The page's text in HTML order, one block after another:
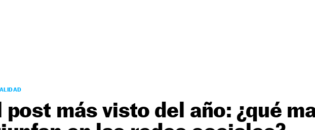
post más visto del año: ¿qué